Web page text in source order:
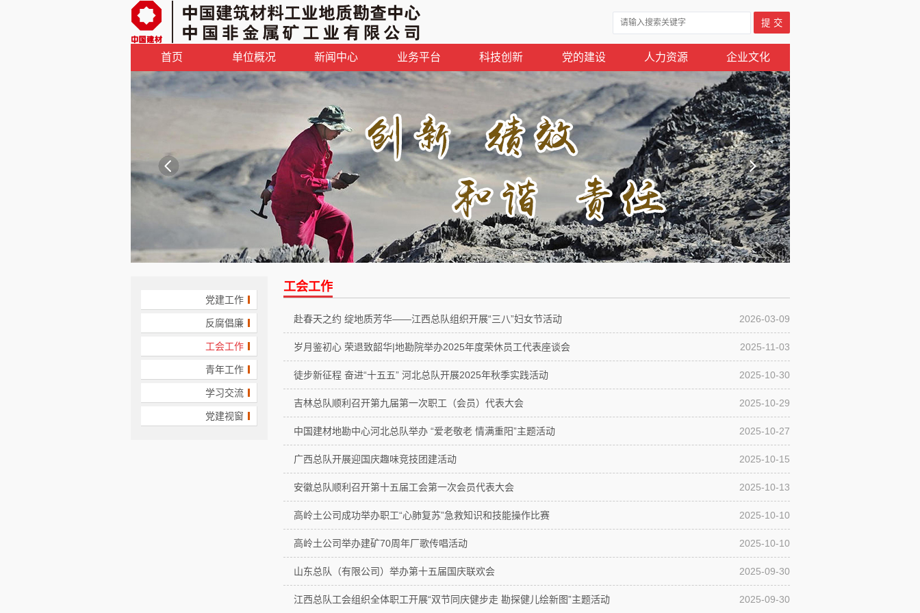
收藏本站 邮箱登陆
首页 单位概况 新闻中心 业务平台 科技创新 党的建设 人力资源 企业文化
党建工作
反腐倡廉
工会工作
青年工作
学习交流
党建视窗
工会工作
赴春天之约 绽地质芳华——江西总队组织开展“三八”妇女节活动 2026-03-09
岁月鉴初心 荣退致韶华|地勘院举办2025年度荣休员工代表座谈会 2025-11-03
徒步新征程 奋进“十五五” 河北总队开展2025年秋季实践活动 2025-10-30
吉林总队顺利召开第九届第一次职工（会员）代表大会 2025-10-29
中国建材地勘中心河北总队举办 “爱老敬老 情满重阳”主题活动 2025-10-27
广西总队开展迎国庆趣味竞技团建活动 2025-10-15
安徽总队顺利召开第十五届工会第一次会员代表大会 2025-10-13
高岭土公司成功举办职工“心肺复苏”急救知识和技能操作比赛 2025-10-10
高岭土公司举办建矿70周年厂歌传唱活动 2025-10-10
山东总队（有限公司）举办第十五届国庆联欢会 2025-09-30
江西总队工会组织全体职工开展“双节同庆健步走 勘探健儿绘新图”主题活动 2025-09-30